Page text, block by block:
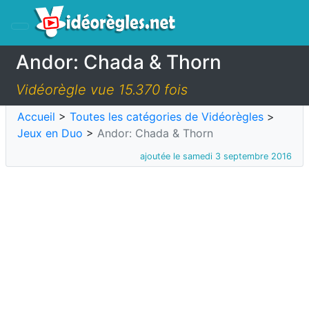
Andor: Chada & Thorn
Vidéorègle vue 15.370 fois
Accueil > Toutes les catégories de Vidéorègles >
Jeux en Duo > Andor: Chada & Thorn
ajoutée le samedi 3 septembre 2016